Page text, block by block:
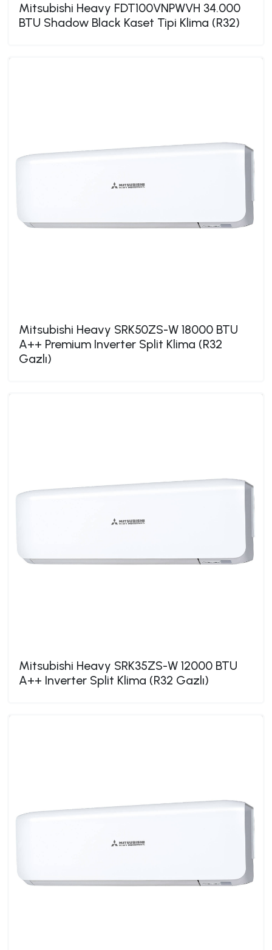
Mitsubishi Heavy FDT100VNPWVH 34.000
BTU Shadow Black Kaset Tipi Klima (R32)
Mitsubishi Heavy SRK50ZS-W 18000 BTU
A++ Premium Inverter Split Klima (R32
Gazlı)
Mitsubishi Heavy SRK35ZS-W 12000 BTU
A++ Inverter Split Klima (R32 Gazlı)